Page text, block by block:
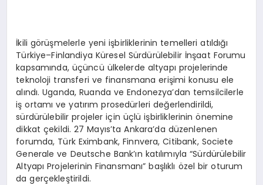
İkili görüşmelerle yeni işbirliklerinin temelleri atıldığı
Türkiye–Finlandiya Küresel Sürdürülebilir İnşaat Forumu
kapsamında, üçüncü ülkelerde altyapı projelerinde
teknoloji transferi ve finansmana erişimi konusu ele
alındı. Uganda, Ruanda ve Endonezya’dan temsilcilerle
iş ortamı ve yatırım prosedürleri değerlendirildi,
sürdürülebilir projeler için üçlü işbirliklerinin önemine
dikkat çekildi. 27 Mayıs’ta Ankara’da düzenlenen
forumda, Türk Eximbank, Finnvera, Citibank, Societe
Generale ve Deutsche Bank’ın katılımıyla “Sürdürülebilir
Altyapı Projelerinin Finansmanı” başlıklı özel bir oturum
da gerçekleştirildi.